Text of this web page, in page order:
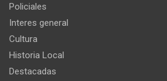
Policiales
Interes general
Cultura
Historia Local
Destacadas